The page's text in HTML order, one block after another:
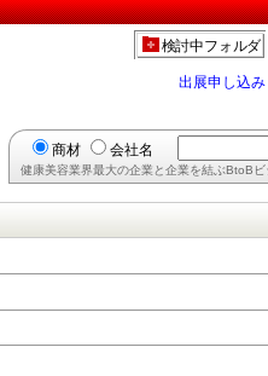
検討中フォルダ
出展申し込み
商材 会社名
健康美容業界最大の企業と企業を結ぶBtoB